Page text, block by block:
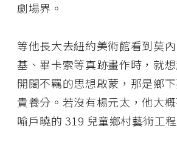
劇場界。
等他長大去紐約美術館看到莫
基、畢卡索等真跡畫作時，就
開闊不羈的思想啟蒙，那是鄉
貴養分。若沒有楊元太，他大
喻戶曉的 319 兒童鄉村藝術工